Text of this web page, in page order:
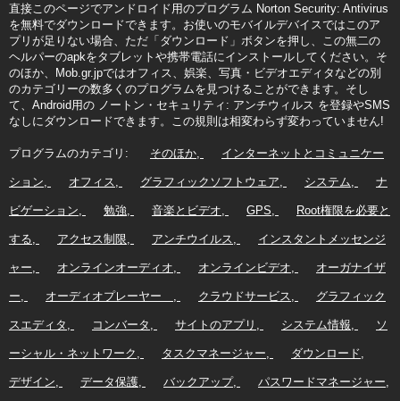
直接このページでアンドロイド用のプログラム Norton Security: Antivirus
を無料でダウンロードできます。お使いのモバイルデバイスではこのア
プリが足りない場合、ただ「ダウンロード」ボタンを押し、この無二の
ヘルパーのapkをタブレットや携帯電話にインストールしてください。そ
のほか、Mob.gr.jpではオフィス、娯楽、写真・ビデオエディタなどの別
のカテゴリーの数多くのプログラムを見つけることができます。そし
て、Android用の ノートン・セキュリティ: アンチウィルス を登録やSMS
なしにダウンロードできます。この規則は相変わらず変わっていません!
プログラムのカテゴリ: そのほか インターネットとコミュニケー
ション オフィス グラフィックソフトウェア システム ナ
ビゲーション 勉強 音楽とビデオ GPS Root権限を必要と
する アクセス制限 アンチウイルス インスタントメッセンジ
ャー オンラインオーディオ オンラインビデオ オーガナイザ
ー オーディオプレーヤー クラウドサービス グラフィック
スエディタ コンバータ サイトのアプリ システム情報 ソ
ーシャル・ネットワーク タスクマネージャー ダウンロード
デザイン データ保護 バックアップ パスワードマネージャー